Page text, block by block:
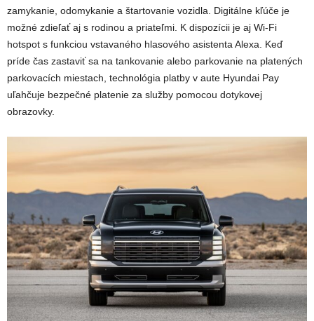
zamykanie, odomykanie a štartovanie vozidla. Digitálne kľúče je
možné zdieľať aj s rodinou a priateľmi. K dispozícii je aj Wi-Fi
hotspot s funkciou vstavaného hlasového asistenta Alexa. Keď
príde čas zastaviť sa na tankovanie alebo parkovanie na platených
parkovacích miestach, technológia platby v aute Hyundai Pay
uľahčuje bezpečné platenie za služby pomocou dotykovej
obrazovky.